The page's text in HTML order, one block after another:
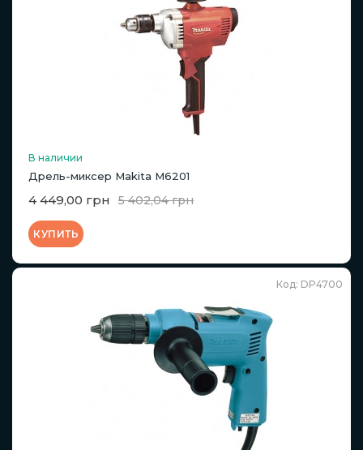
В наличии
Дрель-миксер Makita M6201
4 449,00 грн 5 402,04 грн
КУПИТЬ
Код: DP4700